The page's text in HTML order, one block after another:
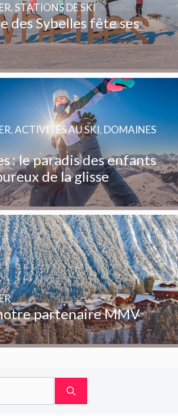
des Sybelles fête ses
,STATIONS DE SKI
: le paradis des enfants
de la glisse
,ACTIVITÉS AU SKI, DOMAINES
partenaire MMV